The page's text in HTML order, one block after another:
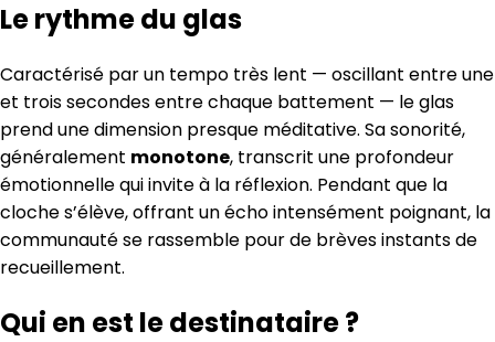
Le rythme du glas
Caractérisé par un tempo très lent — oscillant entre une
et trois secondes entre chaque battement — le glas
prend une dimension presque méditative. Sa sonorité,
généralement monotone, transcrit une profondeur
émotionnelle qui invite à la réflexion. Pendant que la
cloche s’élève, offrant un écho intensément poignant, la
communauté se rassemble pour de brèves instants de
recueillement.
Qui en est le destinataire ?